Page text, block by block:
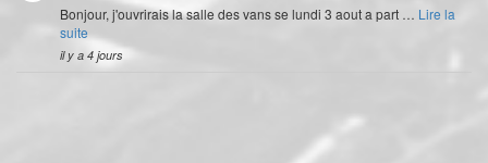
Bonjour, j'ouvrirais la salle des vans se lundi 3 aout a part … Lire la
suite
il y a 4 jours